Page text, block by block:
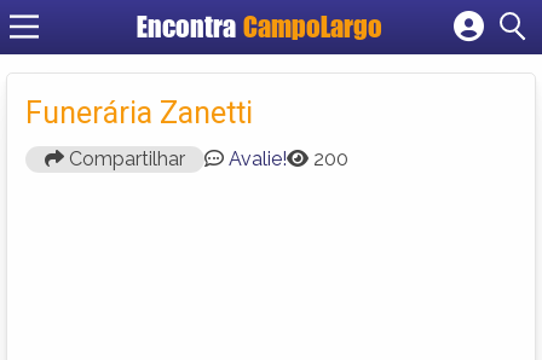
Encontra CampoLargo
Cadastrar empresa
Criar conta
Funerária Zanetti
Compartilhar Avalie! 200